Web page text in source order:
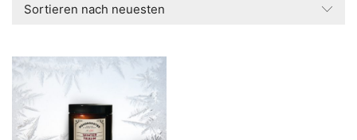
Sortieren nach neuesten